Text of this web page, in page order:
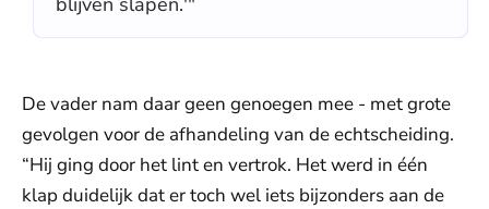
De vader nam daar geen genoegen mee - met grote
gevolgen voor de afhandeling van de echtscheiding.
“Hij ging door het lint en vertrok. Het werd in één
klap duidelijk dat er toch wel iets bijzonders aan de